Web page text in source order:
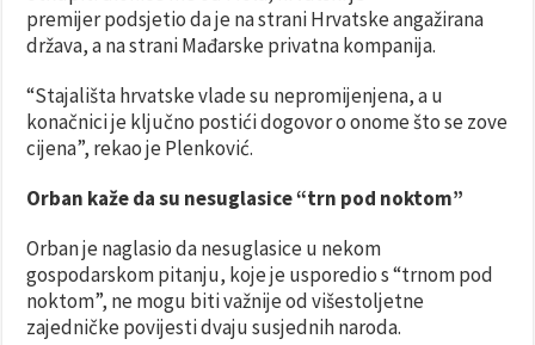
premijer podsjetio da je na strani Hrvatske angažirana
država, a na strani Mađarske privatna kompanija.
“Stajališta hrvatske vlade su nepromijenjena, a u
konačnici je ključno postići dogovor o onome što se zove
cijena”, rekao je Plenković.
Orban kaže da su nesuglasice “trn pod noktom”
Orban je naglasio da nesuglasice u nekom
gospodarskom pitanju, koje je usporedio s “trnom pod
noktom”, ne mogu biti važnije od višestoljetne
zajedničke povijesti dvaju susjednih naroda.